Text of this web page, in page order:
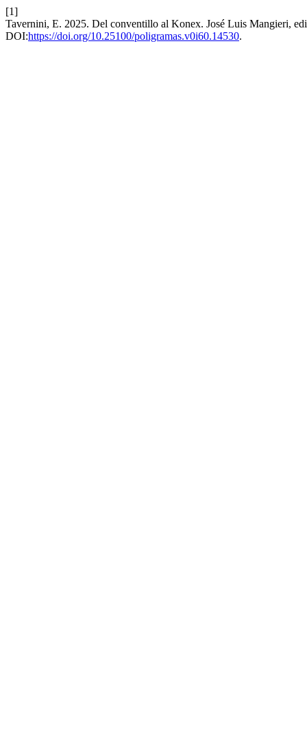
[1]
Tavernini, E. 2025. Del conventillo al Konex. José Luis Mangieri,
DOI:https://doi.org/10.25100/poligramas.v0i60.14530.